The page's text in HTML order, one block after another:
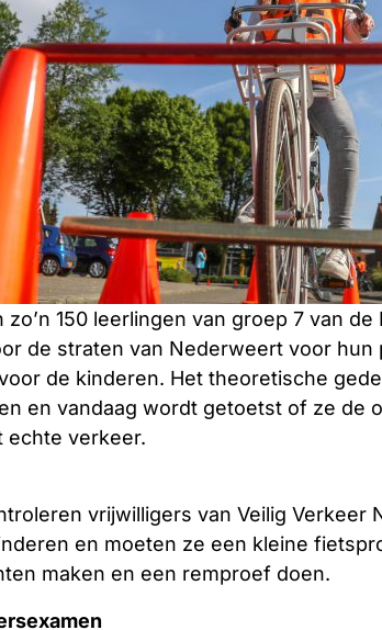
zo’n 150 leerlingen van groep 7 van
de straten van Nederweert voor hun
de kinderen. Het theoretische
en vandaag wordt getoetst of ze de
echte verkeer.
vrijwilligers van Veilig Verkeer
en moeten ze een kleine
maken en een remproef doen.